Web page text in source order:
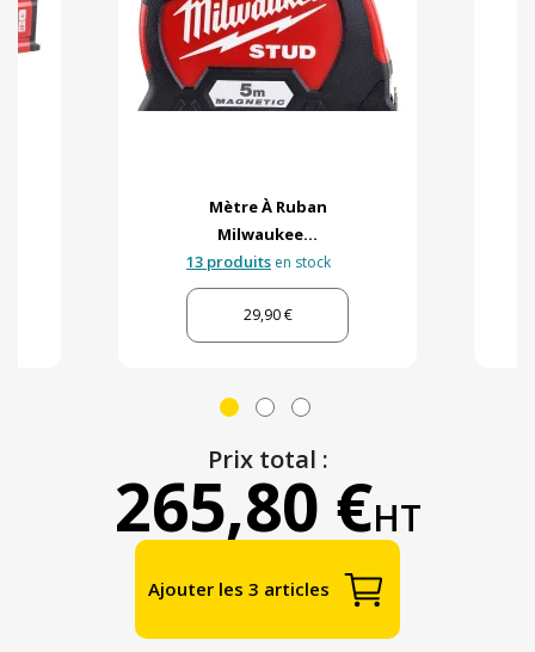
Mètre À Ruban
Milwaukee...
13 produits en stock
29,90 €
Prix total :
265,80 €HT
Ajouter les 3 articles